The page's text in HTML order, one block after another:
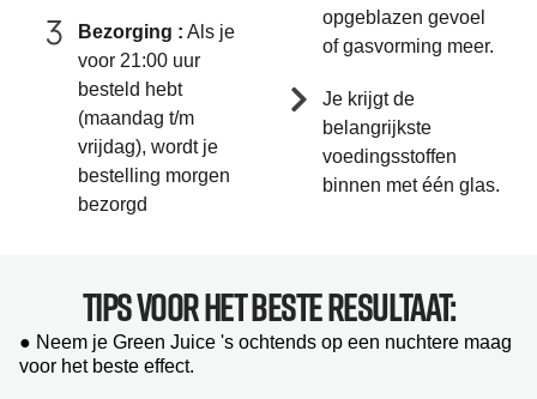
Bezorging : Als je
voor 21:00 uur
besteld hebt
(maandag t/m
vrijdag), wordt je
bestelling morgen
bezorgd
opgeblazen gevoel
of gasvorming meer.
Je krijgt de
belangrijkste
voedingsstoffen
binnen met één glas.
Tips voor het beste resultaat:
● Neem je Green Juice 's ochtends op een nuchtere maag
voor het beste effect.